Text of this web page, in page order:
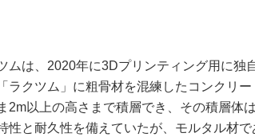
ムは、2020年に3Dプリンティング用に独
ラクツム」に粗骨材を混練したコンクリ
2m以上の高さまで積層でき、その積層体
性と耐久性を備えていたが、モルタル材で